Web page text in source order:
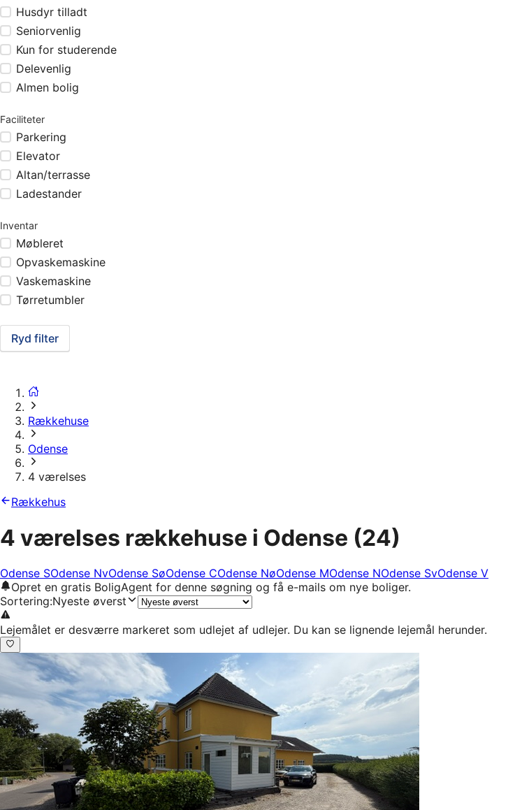
Husdyr tilladt
Seniorvenlig
Kun for studerende
Delevenlig
Almen bolig
Faciliteter
Parkering
Elevator
Altan/terrasse
Ladestander
Inventar
Møbleret
Opvaskemaskine
Vaskemaskine
Tørretumbler
Ryd filter
Rækkehuse
Odense
4 værelses
Rækkehus
4 værelses rækkehuse i Odense (24)
Odense SOdense NvOdense SøOdense COdense NøOdense MOdense NOdense SvOdense V
Opret en gratis BoligAgent for denne søgning og få e-mails om nye boliger.
Sortering:Nyeste øverst
Lejemålet er desværre markeret som udlejet af udlejer. Du kan se lignende lejemål herunder.